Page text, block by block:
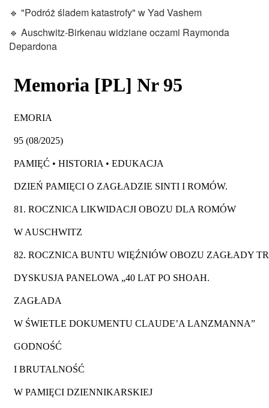
🔹 "Podróż śladem katastrofy" w Yad Vashem
🔹 Auschwitz-Birkenau widziane oczami Raymonda
Depardona